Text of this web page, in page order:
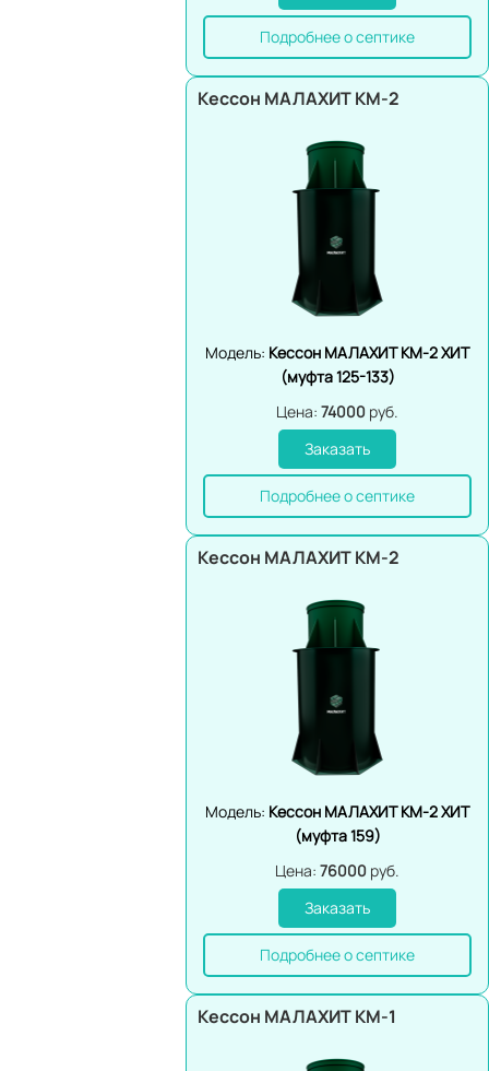
Подробнее о септике
Кессон МАЛАХИТ КМ-2
Модель: Кессон МАЛАХИТ КМ-2 ХИТ
(муфта 125-133)
Цена: 74000 руб.
Заказать
Подробнее о септике
Кессон МАЛАХИТ КМ-2
Модель: Кессон МАЛАХИТ КМ-2 ХИТ
(муфта 159)
Цена: 76000 руб.
Заказать
Подробнее о септике
Кессон МАЛАХИТ КМ-1